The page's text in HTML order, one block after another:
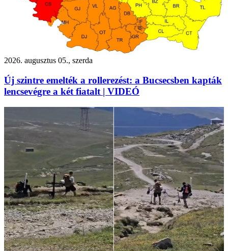
2026. augusztus 05., szerda
Új szintre emelték a rollerezést: a Bucsecsben kapták
lencsevégre a két fiatalt | VIDEÓ